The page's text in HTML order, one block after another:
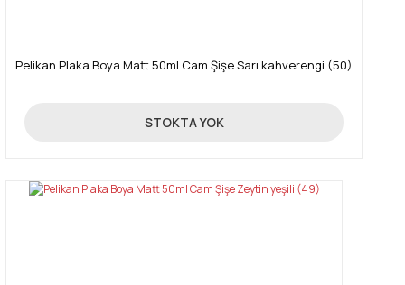
Pelikan Plaka Boya Matt 50ml Cam Şişe Sarı kahverengi (50)
89,00 TL
STOKTA YOK